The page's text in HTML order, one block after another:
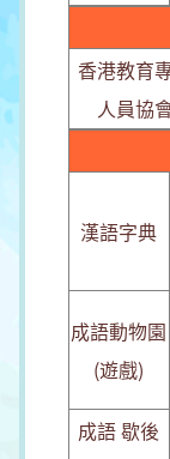
香港教育
人員協
漢語字典
成語動物園
(遊戲)
成語 歇後